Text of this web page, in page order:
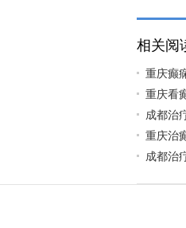
相关阅
重庆癫
重庆看
成都治
重庆治
成都治